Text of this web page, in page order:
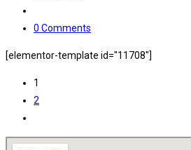
category:
Post
0 Comments
[elementor-template id="11708"]
1
2
to